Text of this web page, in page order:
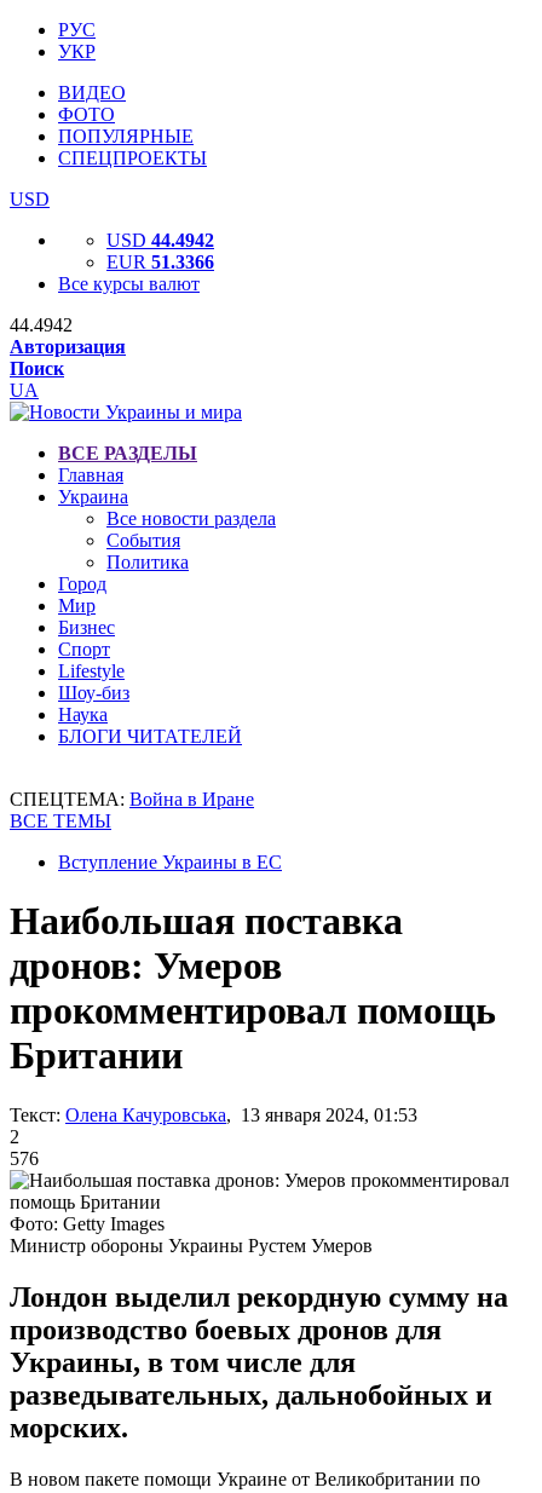
РУС
УКР
ВИДЕО
ФОТО
ПОПУЛЯРНЫЕ
СПЕЦПРОЕКТЫ
USD
USD 44.4942
EUR 51.3366
Все курсы валют
44.4942
Авторизация
Поиск
UA
ВСЕ РАЗДЕЛЫ
Главная
Украина
Все новости раздела
События
Политика
Город
Мир
Бизнес
Спорт
Lifestyle
Шоу-биз
Наука
БЛОГИ ЧИТАТЕЛЕЙ
СПЕЦТЕМА: Война в Иране
ВСЕ ТЕМЫ
Вступление Украины в ЕС
Наибольшая поставка
дронов: Умеров
прокомментировал помощь
Британии
Текст: Олена Качуровська, 13 января 2024, 01:53
2
576
Фото: Getty Images
Министр обороны Украины Рустем Умеров
Лондон выделил рекордную сумму на
производство боевых дронов для
Украины, в том числе для
разведывательных, дальнобойных и
морских.
В новом пакете помощи Украине от Великобритании по